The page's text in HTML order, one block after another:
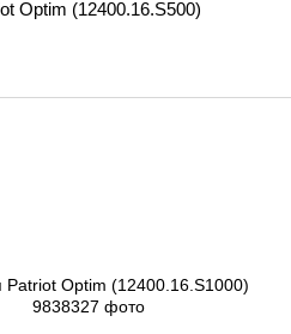
Optim (12400.16.S500)